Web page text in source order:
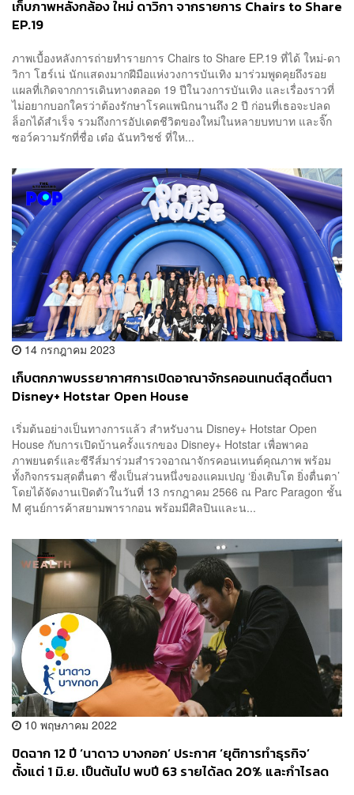
เก็บภาพหลังกล้อง ใหม่ ดาวิกา จากรายการ Chairs to Share
EP.19
ภาพเบื้องหลังการถ่ายทำรายการ Chairs to Share EP.19 ที่ได้ ใหม่-ดา
วิกา โฮร์เน่ นักแสดงมากฝีมือแห่งวงการบันเทิง มาร่วมพูดคุยถึงรอย
แผลที่เกิดจากการเดินทางตลอด 19 ปีในวงการบันเทิง และเรื่องราวที่
ไม่อยากบอกใครว่าต้องรักษาโรคแพนิกนานถึง 2 ปี ก่อนที่เธอจะปลด
ล็อกได้สำเร็จ รวมถึงการอัปเดตชีวิตของใหม่ในหลายบทบาท และจิ๊ก
ซอว์ความรักที่ชื่อ เต๋อ ฉันทวิชช์ ที่ให...
14 กรกฎาคม 2023
เก็บตกภาพบรรยากาศการเปิดอาณาจักรคอนเทนต์สุดตื่นตา
Disney+ Hotstar Open House
เริ่มต้นอย่างเป็นทางการแล้ว สำหรับงาน Disney+ Hotstar Open
House กับการเปิดบ้านครั้งแรกของ Disney+ Hotstar เพื่อพาคอ
ภาพยนตร์และซีรีส์มาร่วมสำรวจอาณาจักรคอนเทนต์คุณภาพ พร้อม
ทั้งกิจกรรมสุดตื่นตา ซึ่งเป็นส่วนหนึ่งของแคมเปญ ‘ยิ่งเติบโต ยิ่งตื่นตา’
โดยได้จัดงานเปิดตัวในวันที่ 13 กรกฎาคม 2566 ณ Parc Paragon ชั้น
M ศูนย์การค้าสยามพารากอน พร้อมมีศิลปินและน...
10 พฤษภาคม 2022
ปิดฉาก 12 ปี ‘นาดาว บางกอก’ ประกาศ ‘ยุติการทำธุรกิจ’
ตั้งแต่ 1 มิ.ย. เป็นต้นไป พบปี 63 รายได้ลด 20% และกำไรลด